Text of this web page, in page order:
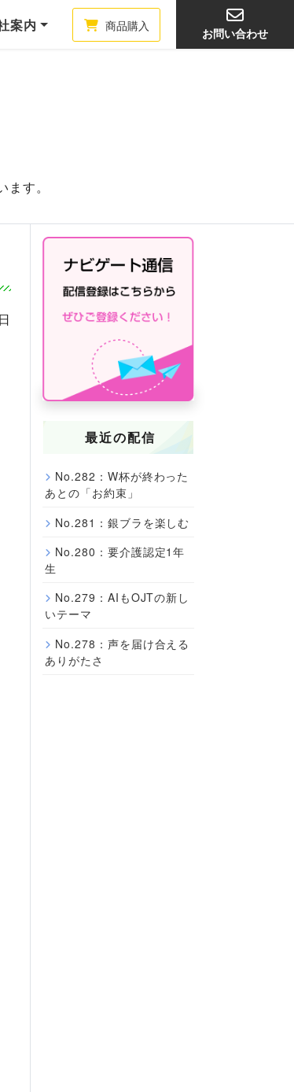
案内 商品購入
お問い合わせ
す。
最近の配信
No.282：W杯が終わった
あとの「お約束」
No.281：銀ブラを楽しむ
No.280：要介護認定1年
生
No.279：AIもOJTの新し
いテーマ
No.278：声を届け合える
ありがたさ